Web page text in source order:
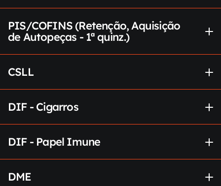
PIS/COFINS (Retenção, Aquisição
de Autopeças - 1ª quinz.)
CSLL
DIF - Cigarros
DIF - Papel Imune
DME